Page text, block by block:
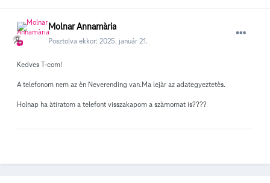
Molnar Annamària
Posztolva ekkor: 2025. január 21.
Kedves T-com!
A telefonom nem az èn Neverending van.Ma lejàr az adategyeztetès.
Holnap ha àtiratom a telefont visszakapom a szàmomat is????